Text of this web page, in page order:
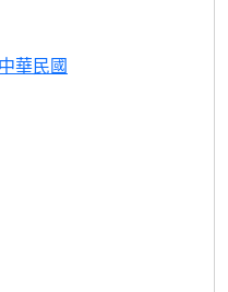
華民國